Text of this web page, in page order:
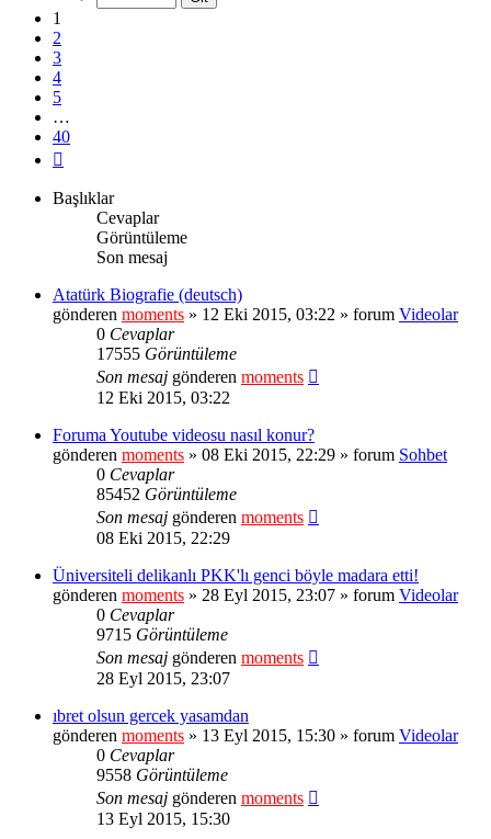
1
2
3
4
5
…
40
Başlıklar
Cevaplar
Görüntüleme
Son mesaj
Atatürk Biografie (deutsch)
gönderen moments » 12 Eki 2015, 03:22 » forum Videolar
0 Cevaplar
17555 Görüntüleme
Son mesaj gönderen moments
12 Eki 2015, 03:22
Foruma Youtube videosu nasıl konur?
gönderen moments » 08 Eki 2015, 22:29 » forum Sohbet
0 Cevaplar
85452 Görüntüleme
Son mesaj gönderen moments
08 Eki 2015, 22:29
Üniversiteli delikanlı PKK'lı genci böyle madara etti!
gönderen moments » 28 Eyl 2015, 23:07 » forum Videolar
0 Cevaplar
9715 Görüntüleme
Son mesaj gönderen moments
28 Eyl 2015, 23:07
ıbret olsun gercek yasamdan
gönderen moments » 13 Eyl 2015, 15:30 » forum Videolar
0 Cevaplar
9558 Görüntüleme
Son mesaj gönderen moments
13 Eyl 2015, 15:30